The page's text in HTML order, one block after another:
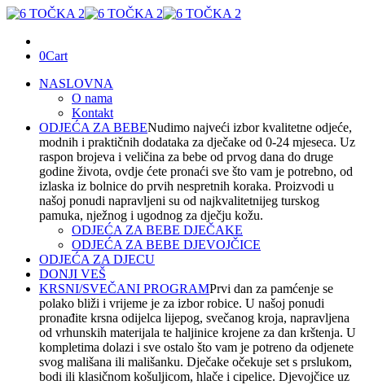
0Cart
NASLOVNA
O nama
Kontakt
ODJEĆA ZA BEBENudimo najveći izbor kvalitetne odjeće,
modnih i praktičnih dodataka za dječake od 0-24 mjeseca. Uz
raspon brojeva i veličina za bebe od prvog dana do druge
godine života, ovdje ćete pronaći sve što vam je potrebno, od
izlaska iz bolnice do prvih nespretnih koraka. Proizvodi u
našoj ponudi napravljeni su od najkvalitetnijeg turskog
pamuka, nježnog i ugodnog za dječju kožu.
ODJEĆA ZA BEBE DJEČAKE
ODJEĆA ZA BEBE DJEVOJČICE
ODJEĆA ZA DJECU
DONJI VEŠ
KRSNI/SVEČANI PROGRAMPrvi dan za pamćenje se
polako bliži i vrijeme je za izbor robice. U našoj ponudi
pronađite krsna odijelca lijepog, svečanog kroja, napravljena
od vrhunskih materijala te haljinice krojene za dan krštenja. U
kompletima dolazi i sve ostalo što vam je potreno da odjenete
svog mališana ili mališanku. Dječake očekuje set s prslukom,
bodi ili klasičnom košuljicom, hlače i cipelice. Djevojčice uz